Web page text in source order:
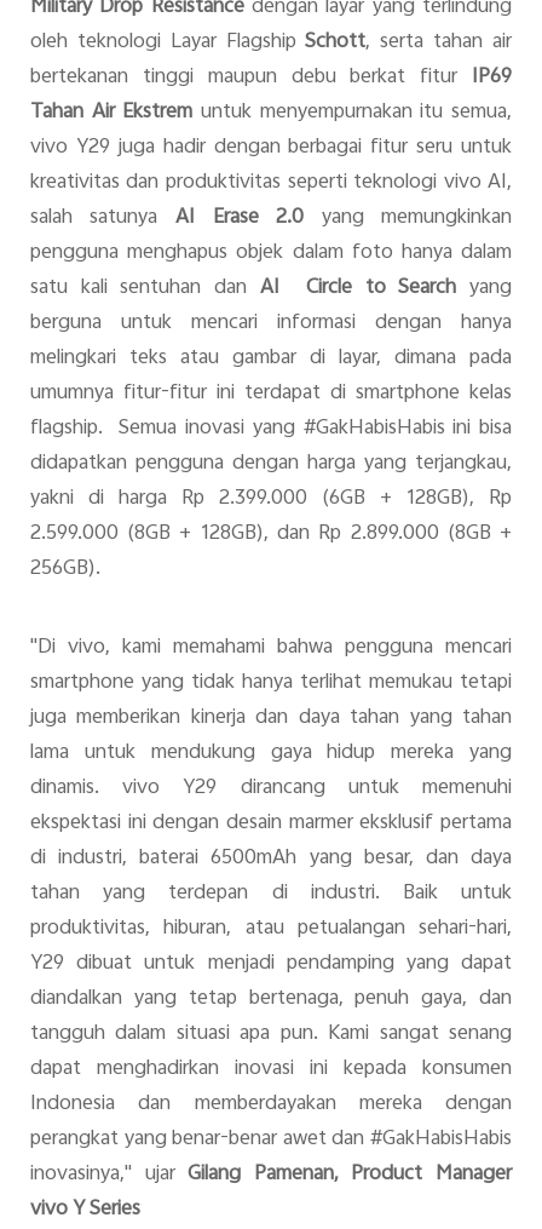
oleh teknologi Layar FlagshipSchott, serta tahan air
bertekanan tinggi maupun debu berkat fitur IP69
Tahan Air Ekstrem untuk menyempurnakan itu semua,
vivo Y29 juga hadir dengan berbagai fitur seru untuk
kreativitas dan produktivitas seperti teknologi vivo AI,
salah satunya AI Erase 2.0 yang memungkinkan
pengguna menghapus objek dalam foto hanya dalam
satu kali sentuhan danAI Circle to Search yang
berguna untuk mencari informasi dengan hanya
melingkari teks atau gambar di layar, dimana pada
umumnya fitur-fitur ini terdapat di smartphone kelas
flagship. Semua inovasi yang #GakHabisHabis ini bisa
didapatkan pengguna dengan harga yang terjangkau,
yakni di harga Rp 2.399.000 (6GB + 128GB), Rp
2.599.000 (8GB + 128GB), dan Rp 2.899.000 (8GB +
256GB).
"Di vivo, kami memahami bahwa pengguna mencari
smartphone yang tidak hanya terlihat memukau tetapi
juga memberikan kinerja dan daya tahan yang tahan
lama untuk mendukung gaya hidup mereka yang
dinamis. vivo Y29 dirancang untuk memenuhi
ekspektasi ini dengan desain marmer eksklusif pertama
di industri, baterai 6500mAh yang besar, dan daya
tahan yang terdepan di industri. Baik untuk
produktivitas, hiburan, atau petualangan sehari-hari,
Y29 dibuat untuk menjadi pendamping yang dapat
diandalkan yang tetap bertenaga, penuh gaya, dan
tangguh dalam situasi apa pun. Kami sangat senang
dapat menghadirkan inovasi ini kepada konsumen
Indonesia dan memberdayakan mereka dengan
perangkat yang benar-benar awet dan #GakHabisHabis
inovasinya," ujarGilang Pamenan, Product Manager
vivoY Series